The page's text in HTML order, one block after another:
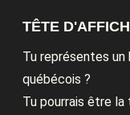
TÊTE
Tu représentes un
québécois ?
Tu pourrais être